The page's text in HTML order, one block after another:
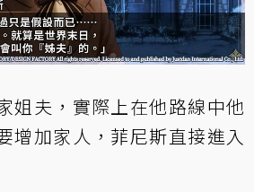
姐夫，實際上在他路線中他
增加家人，菲尼斯直接進入